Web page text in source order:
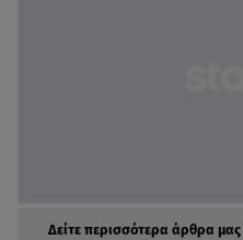
Δείτε περισσότερα άρθρα